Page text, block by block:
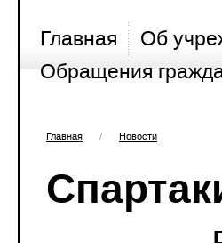
Главная Об
Обращения
Главная / Новости